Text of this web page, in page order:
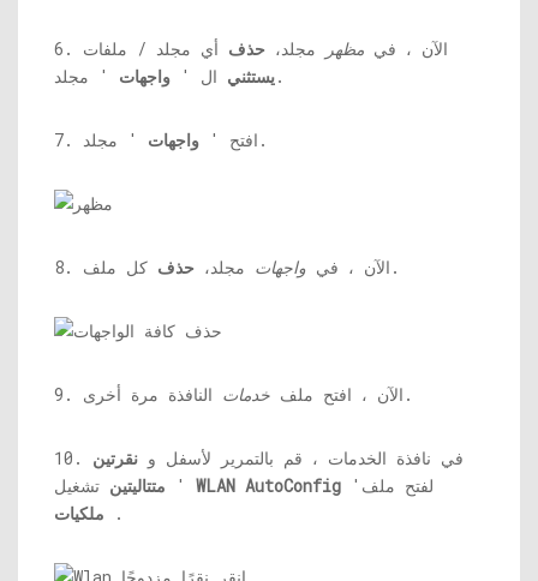
6. الآن ، في مظهر مجلد، حذف أي مجلد / ملفات
يستثني ال ' واجهات ' مجلد.
7. افتح ' واجهات ' مجلد.
8. الآن ، في واجهات مجلد، حذف كل ملف.
9. الآن ، افتح ملف خدمات النافذة مرة أخرى.
10. في نافذة الخدمات ، قم بالتمرير لأسفل و نقرتين
متتاليتين تشغيل ' WLAN AutoConfig
'لفتح ملف
ملكيات .